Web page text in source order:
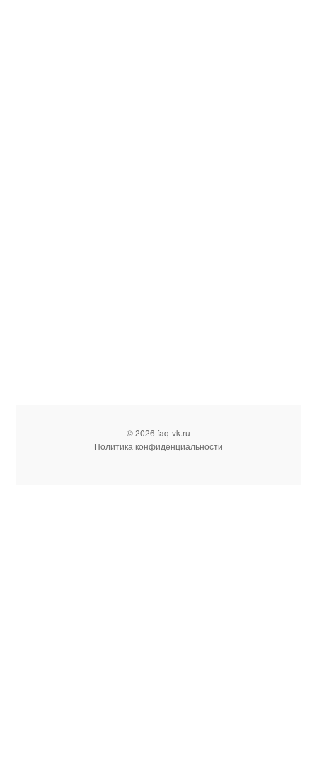
© 2026 faq-vk.ru
Политика конфиденциальности